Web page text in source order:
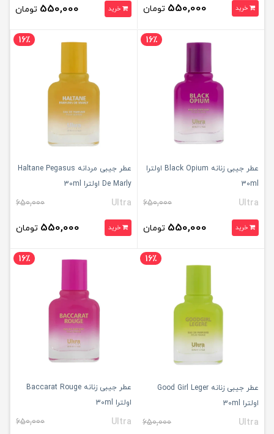
خرید 550,000 تومان خرید 550,000 تومان
16٪
عطر جیبی زنانه Black Opium اولترا
30ml
Ultra
650,000
خرید 550,000 تومان
16٪
عطر جیبی مردانه Haltane Pegasus
De Marly اولترا 30ml
Ultra
650,000
خرید 550,000 تومان
16٪
عطر جیبی زنانه Good Girl Leger
اولترا 30ml
Ultra
650,000
16٪
عطر جیبی زنانه Baccarat Rouge
اولترا 30ml
Ultra
650,000